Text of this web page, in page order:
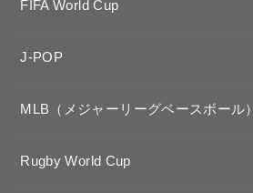
FIFA World Cup
J-POP
MLB（メジャーリーグベースボール）
Rugby World Cup